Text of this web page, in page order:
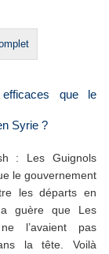
que le
Syrie ?
: Les Guignols
le gouvernement
les départs en
guère que Les
l’avaient pas
la tête. Voilà